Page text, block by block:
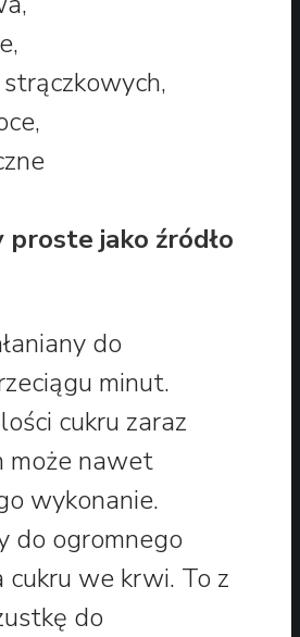
jako źródło
do
minut.
cukru zaraz
może nawet
wykonanie.
do ogromnego
we krwi. To z
do